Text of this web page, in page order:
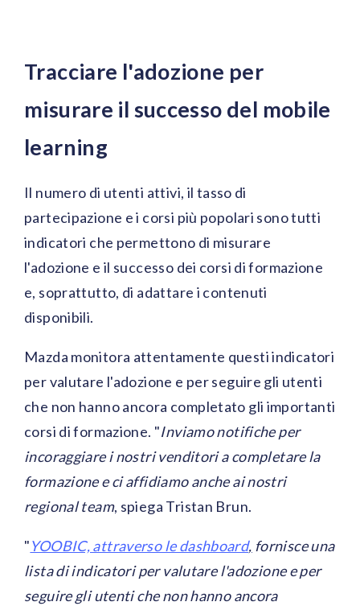
Tracciare l'adozione per
misurare il successo del mobile
learning
Il numero di utenti attivi, il tasso di
partecipazione e i corsi più popolari sono tutti
indicatori che permettono di misurare
l'adozione e il successo dei corsi di formazione
e, soprattutto, di adattare i contenuti
disponibili.
Mazda monitora attentamente questi indicatori
per valutare l'adozione e per seguire gli utenti
che non hanno ancora completato gli importanti
corsi di formazione. "Inviamo notifiche per
incoraggiare i nostri venditori a completare la
formazione e ci affidiamo anche ai nostri
regional team, spiega Tristan Brun.
"YOOBIC, attraverso le dashboard, fornisce una
lista di indicatori per valutare l'adozione e per
seguire gli utenti che non hanno ancora